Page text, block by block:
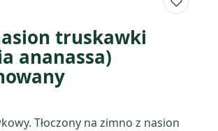
Do
truskawki
ananassa)
Tłoczony na zimno z nasion